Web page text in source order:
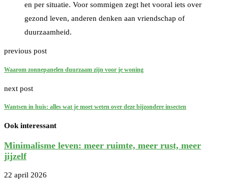
en per situatie. Voor sommigen zegt het vooral iets over
gezond leven, anderen denken aan vriendschap of
duurzaamheid.
previous post
Waarom zonnepanelen duurzaam zijn voor je woning
next post
Wantsen in huis: alles wat je moet weten over deze bijzondere insecten
Ook interessant
Minimalisme leven: meer ruimte, meer rust, meer
jijzelf
22 april 2026